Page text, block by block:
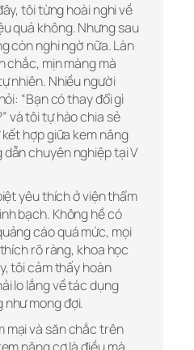
tôi từng hoài nghi về
quả không. Nhưng sau
còn nghi ngờ nữa. Làn
chắc, mịn màng mà
nhiên. Nhiều người
“Bạn có thay đổi gì
và tôi tự hào chia sẻ
hợp giữa kem nâng
chuyên nghiệp tại V
yêu thích ở viện thẩm
bạch. Không hề có
cáo quá mức, mọi
rõ ràng, khoa học
tôi cảm thấy hoàn
lo lắng về tác dụng
như mong đợi.
mại và săn chắc trên